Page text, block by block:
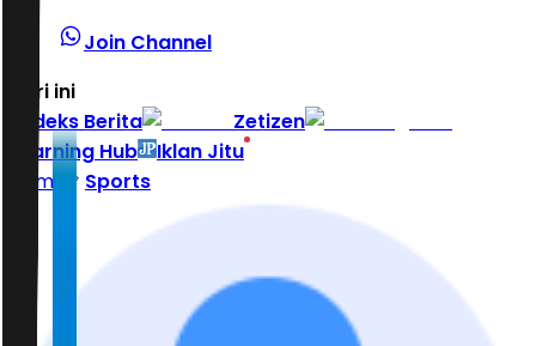
Join Channel
Hari ini
Indeks Berita
Zetizen
Learning Hub
Iklan Jitu
Home
Sports